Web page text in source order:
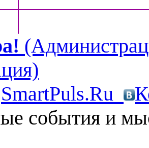
SmartPuls.Ru
события и